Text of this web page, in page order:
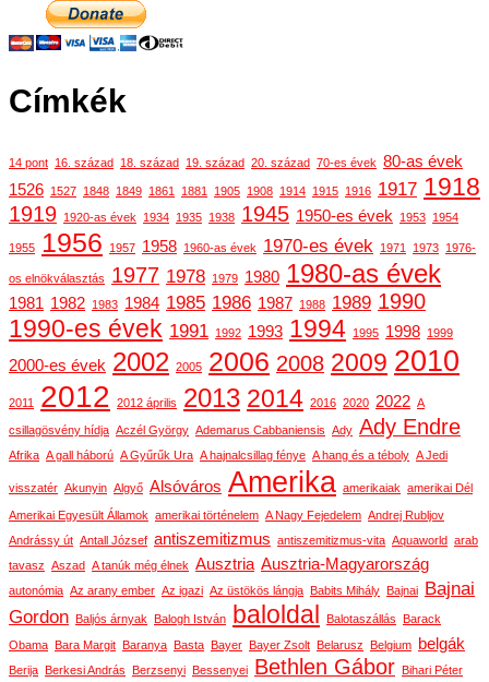
Címkék
14 pont 16. század 18. század 19. század 20. század 70-es évek 80-as évek
1526 1527 1848 1849 1861 1881 1905 1908 1914 1915 1916 1917 1918
1919 1920-as évek 1934 1935 1938 1945 1950-es évek 1953 1954
1955 1956 1957 1958 1960-as évek 1970-es évek 1971 1973 1976-
os elnökválasztás 1977 1978 1979 1980 1980-as évek
1981 1982 1983 1984 1985 1986 1987 1988 1989 1990
1990-es évek 1991 1992 1993 1994 1995 1998 1999
2000-es évek 2002 2005 2006 2008 2009 2010
2011 2012 2012 április 2013 2014 2016 2020 2022 A
csillagösvény hídja Aczél György Ademarus Cabbaniensis Ady Ady Endre
Afrika A gall háború A Gyűrűk Ura A hajnalcsillag fénye A hang és a téboly A Jedi
visszatér Akunyin Algyő Alsóváros Amerika amerikaiak amerikai Dél
Amerikai Egyesült Államok amerikai történelem A Nagy Fejedelem Andrej Rubljov
Andrássy út Antall József antiszemitizmus antiszemitizmus-vita Aquaworld arab
tavasz Aszad A tanúk még élnek Ausztria Ausztria-Magyarország
autonómia Az arany ember Az igazi Az üstökös lángja Babits Mihály Bajnai Bajnai
Gordon
Baljós árnyak Balogh István baloldal Balotaszállás
Barack
Obama
Bara Margit Baranya Basta Bayer Bayer Zsolt Belarusz Belgium belgák
Berija Berkesi András Berzsenyi Bessenyei Bethlen Gábor
Bihari Péter